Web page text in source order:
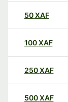
50XAF
100XAF
250XAF
500XAF